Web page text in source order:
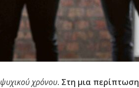
ψυχικού χρόνου. Στη μια περίπτωση